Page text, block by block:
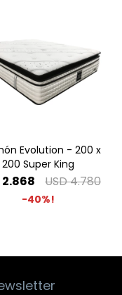
Evolution - 200 x
200 Super King
2.868 USD4.780
40